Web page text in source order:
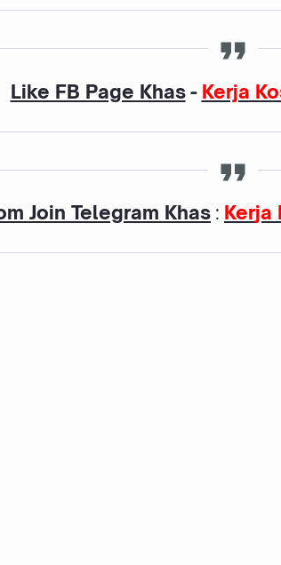
Like FB Page Khas- Kerja
Join Telegram Khas : Kerja